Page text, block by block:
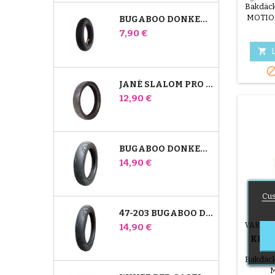
BUGABOO DONKEY BARNVAGN FRÄMRE INNERRÖR
Pris
7,90 €
JANÉ SLALOM PRO OCH POWERTWIN BARNVAGNSDÄCK
Pris
12,90 €
BUGABOO DONKEY 39X177 KOMPATIBELT BARNVAGNSDÄCK - FÖR FRAMHJUL
Pris
14,90 €
47-203 BUGABOO DONKEY BARNVAGN KOMPATIBELT DÄCK - FÖR BAKHJUL
Pris
14,90 €
FÖR
ÄR
